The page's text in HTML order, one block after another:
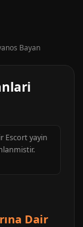
Bayan
Escort yayin
Dair